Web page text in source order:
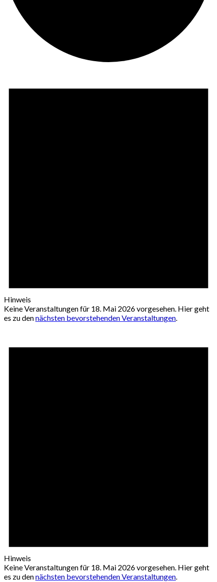
Hinweis
Keine Veranstaltungen für 18. Mai 2026 vorgesehen. Hier geht
es zu dennächsten bevorstehenden Veranstaltungen.
Hinweis
Keine Veranstaltungen für 18. Mai 2026 vorgesehen. Hier geht
es zu dennächsten bevorstehenden Veranstaltungen.